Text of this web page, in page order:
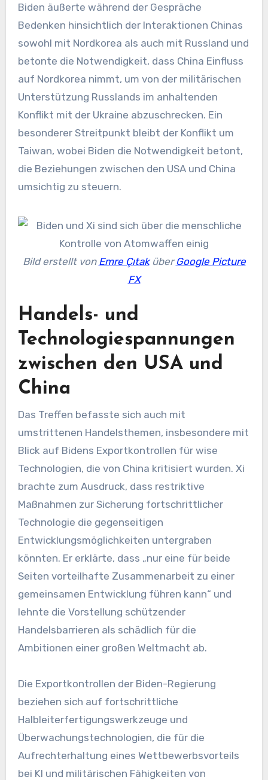
Biden äußerte während der Gespräche
Bedenken hinsichtlich der Interaktionen Chinas
sowohl mit Nordkorea als auch mit Russland und
betonte die Notwendigkeit, dass China Einfluss
auf Nordkorea nimmt, um von der militärischen
Unterstützung Russlands im anhaltenden
Konflikt mit der Ukraine abzuschrecken. Ein
besonderer Streitpunkt bleibt der Konflikt um
Taiwan, wobei Biden die Notwendigkeit betont,
die Beziehungen zwischen den USA und China
umsichtig zu steuern.
Bild erstellt von Emre ÇıtaküberGoogle Picture
FX
Handels- und
Technologiespannungen
zwischen den USA und
China
Das Treffen befasste sich auch mit
umstrittenen Handelsthemen, insbesondere mit
Blick auf Bidens Exportkontrollen für wise
Technologien, die von China kritisiert wurden. Xi
brachte zum Ausdruck, dass restriktive
Maßnahmen zur Sicherung fortschrittlicher
Technologie die gegenseitigen
Entwicklungsmöglichkeiten untergraben
könnten. Er erklärte, dass „nur eine für beide
Seiten vorteilhafte Zusammenarbeit zu einer
gemeinsamen Entwicklung führen kann“ und
lehnte die Vorstellung schützender
Handelsbarrieren als schädlich für die
Ambitionen einer großen Weltmacht ab.
Die Exportkontrollen der Biden-Regierung
beziehen sich auf fortschrittliche
Halbleiterfertigungswerkzeuge und
Überwachungstechnologien, die für die
Aufrechterhaltung eines Wettbewerbsvorteils
bei KI und militärischen Fähigkeiten von